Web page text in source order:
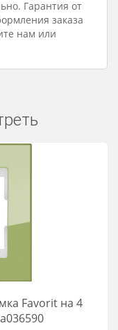
Гарантия от
заказа
нам или
Favorit на 4